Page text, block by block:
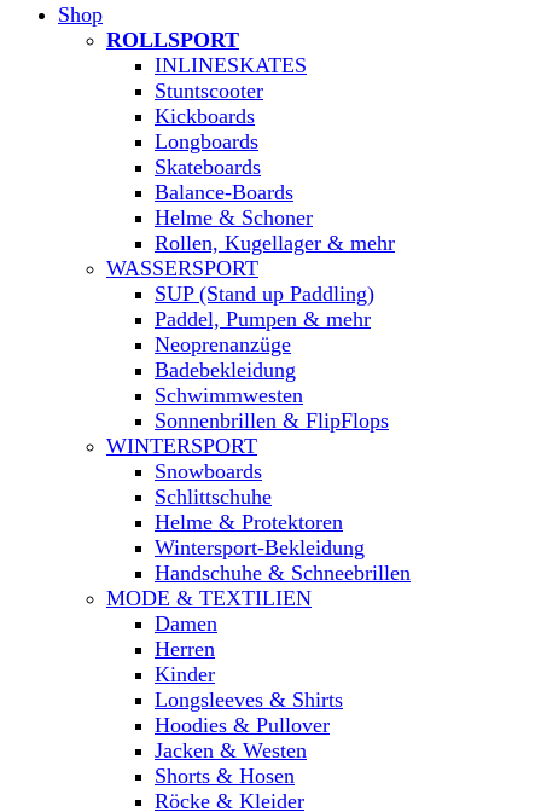
Shop
ROLLSPORT
INLINESKATES
Stuntscooter
Kickboards
Longboards
Skateboards
Balance-Boards
Helme & Schoner
Rollen, Kugellager & mehr
WASSERSPORT
SUP (Stand up Paddling)
Paddel, Pumpen & mehr
Neoprenanzüge
Badebekleidung
Schwimmwesten
Sonnenbrillen & FlipFlops
WINTERSPORT
Snowboards
Schlittschuhe
Helme & Protektoren
Wintersport-Bekleidung
Handschuhe & Schneebrillen
MODE & TEXTILIEN
Damen
Herren
Kinder
Longsleeves & Shirts
Hoodies & Pullover
Jacken & Westen
Shorts & Hosen
Röcke & Kleider